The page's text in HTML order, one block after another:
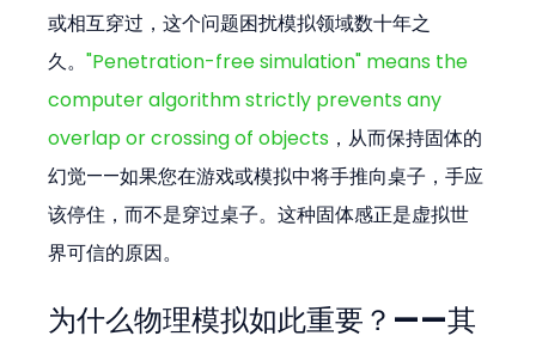
或相互穿过，这个问题困扰模拟领域数十年之
久。"Penetration-free simulation" means the
computer algorithm strictly prevents any
overlap or crossing of objects ，从而保持固体的
幻觉——如果您在游戏或模拟中将手推向桌子，手应
该停住，而不是穿过桌子。这种固体感正是虚拟世
界可信的原因。
为什么物理模拟如此重要？——其